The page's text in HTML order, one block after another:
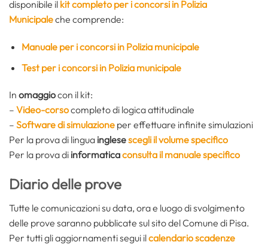
disponibile il kit completo per i concorsi in Polizia
Municipaleche comprende:
Manuale per i concorsi in Polizia municipale
Test per i concorsi in Polizia municipale
In omaggiocon il kit:
– Video-corsocompleto di logica attitudinale
– Software di simulazione per effettuare infinite simulazioni
Per la prova di lingua inglesescegli il volume specifico
Per la prova di informaticaconsulta il manuale specifico
Diario delle prove
Tutte le comunicazioni su data, ora e luogo di svolgimento
delle prove saranno pubblicate sul sito del Comune di Pisa.
Per tutti gli aggiornamenti segui ilcalendario scadenze